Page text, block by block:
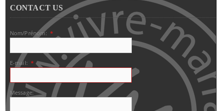
CONTACT US
Nom/Prénom: *
E-mail: *
Message: